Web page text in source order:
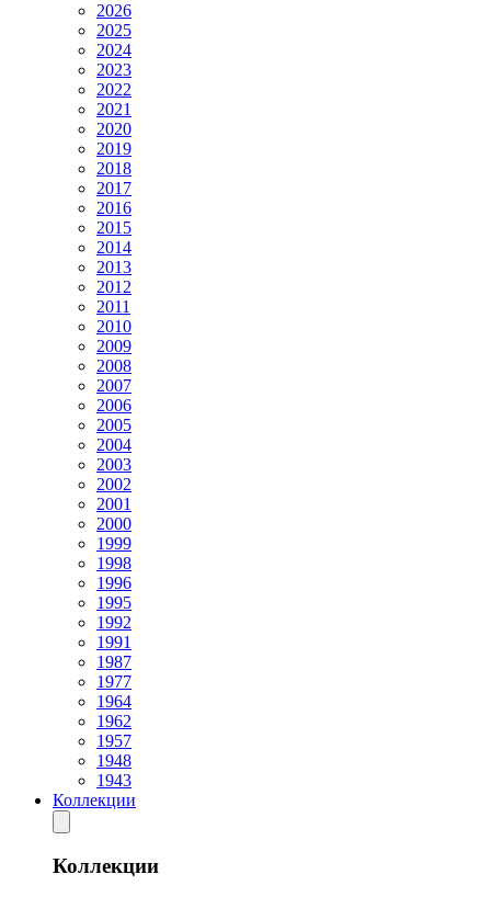
2026
2025
2024
2023
2022
2021
2020
2019
2018
2017
2016
2015
2014
2013
2012
2011
2010
2009
2008
2007
2006
2005
2004
2003
2002
2001
2000
1999
1998
1996
1995
1992
1991
1987
1977
1964
1962
1957
1948
1943
Коллекции
Коллекции